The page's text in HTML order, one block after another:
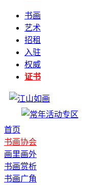
书画
艺术
招租
入驻
权威
证书
首页
书画协会
画里画外
书画赏析
书画广角